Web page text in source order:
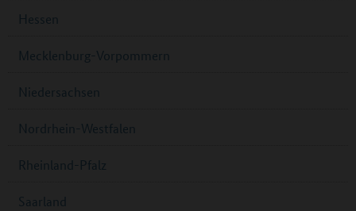
Hessen
Mecklenburg-Vorpommern
Niedersachsen
Nordrhein-Westfalen
Rheinland-Pfalz
Saarland